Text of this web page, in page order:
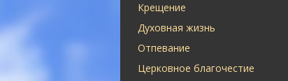
Крещение
Духовная жизнь
Отпевание
Церковное благочестие